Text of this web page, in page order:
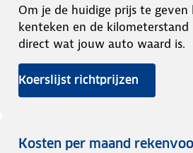
Om je de huidige prijs te
kenteken en de kilometerstand
direct wat jouw auto waard is.
Koerslijst richtprijzen
Kosten per maand